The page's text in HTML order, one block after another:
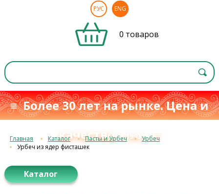
РУС ENG
0 товаров
≡ Более 30 лет на рынке. Цена и
качествос 1993 г.≡
Главная Каталог Пасты и Урбеч
Урбеч
Урбеч из ядер фисташек
Каталог